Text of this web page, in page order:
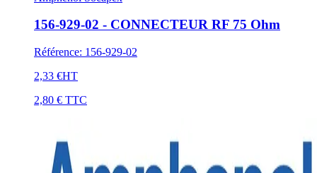
156-929-02 - CONNECTEUR RF 75 Ohm
Référence: 156-929-02
2,33 €HT
2,80 € TTC